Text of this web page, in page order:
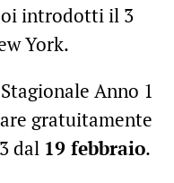
introdotti il 3
York.
Anno 1
gratuitamente
dal 19 febbraio.